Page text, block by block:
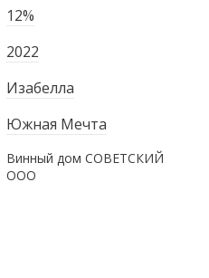
12%
2022
Изабелла
Южная Мечта
Винный дом СОВЕТСКИЙ
ООО